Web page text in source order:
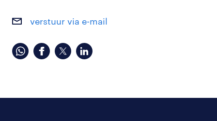
verstuur via e-mail